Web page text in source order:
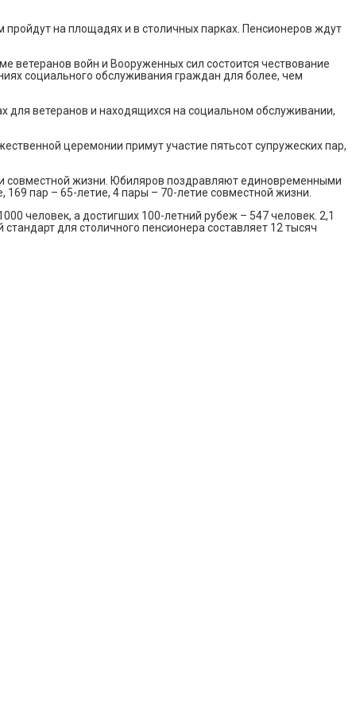
на площадях и в столичных парках. Пенсионеров ждут
ветеранов войн и Вооруженных сил состоится чествование
социального обслуживания граждан для более, чем
для ветеранов и находящихся на социальном обслуживании,
церемонии примут участие пятьсот супружеских пар,
совместной жизни. Юбиляров поздравляют единовременными
пар – 65-летие, 4 пары – 70-летие совместной жизни.
человек, а достигших 100-летний рубеж – 547 человек. 2,1
для столичного пенсионера составляет 12 тысяч